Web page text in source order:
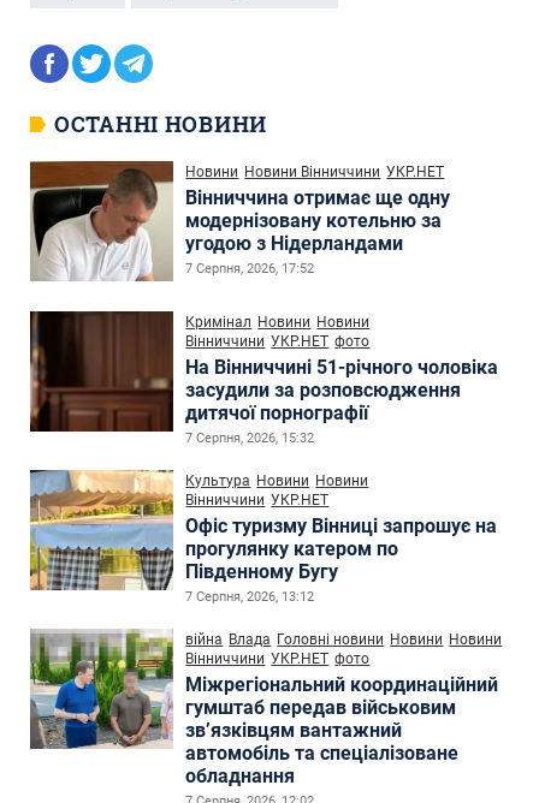
ОСТАННІ НОВИНИ
Новини Новини Вінниччини УКР.НЕТ
Вінниччина отримає ще одну
модернізовану котельню за
угодою з Нідерландами
7 Серпня, 2026, 17:52
Кримінал Новини Новини
Вінниччини УКР.НЕТ фото
На Вінниччині 51-річного чоловіка
засудили за розповсюдження
дитячої порнографії
7 Серпня, 2026, 15:32
Культура Новини Новини
Вінниччини УКР.НЕТ
Офіс туризму Вінниці запрошує на
прогулянку катером по
Південному Бугу
7 Серпня, 2026, 13:12
війна Влада Головні новини Новини Новини
Вінниччини УКР.НЕТ фото
Міжрегіональний координаційний
гумштаб передав військовим
зв’язківцям вантажний
автомобіль та спеціалізоване
обладнання